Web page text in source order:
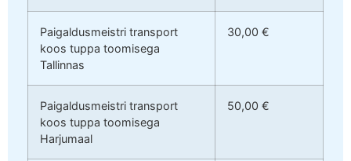
Paigaldusmeistri transport
koos tuppa toomisega
Tallinnas
30,00 €
Paigaldusmeistri transport
koos tuppa toomisega
Harjumaal
50,00 €